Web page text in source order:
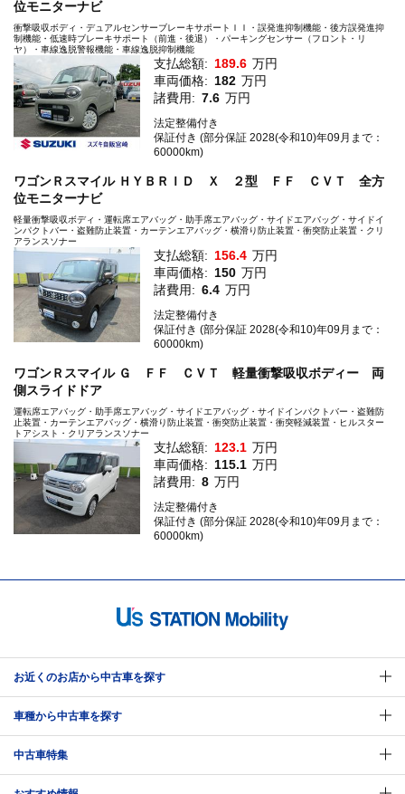
位モニターナビ
衝撃吸収ボディ・デュアルセンサーブレーキサポートＩＩ・誤発進抑制機能・後方誤発進抑
制機能・低速時ブレーキサポート（前進・後退）・パーキングセンサー（フロント・リ
ヤ）・車線逸脱警報機能・車線逸脱抑制機能
支払総額: 189.6 万円
車両価格: 182 万円
諸費用: 7.6 万円
法定整備付き
保証付き (部分保証 2028(令和10)年09月まで：
60000km)
ワゴンＲスマイル ＨＹＢＲＩＤ Ｘ ２型 ＦＦ ＣＶＴ 全方
位モニターナビ
軽量衝撃吸収ボディ・運転席エアバッグ・助手席エアバッグ・サイドエアバッグ・サイドイ
ンパクトバー・盗難防止装置・カーテンエアバッグ・横滑り防止装置・衝突防止装置・クリ
アランスソナー
支払総額: 156.4 万円
車両価格: 150 万円
諸費用: 6.4 万円
法定整備付き
保証付き (部分保証 2028(令和10)年09月まで：
60000km)
ワゴンＲスマイル Ｇ ＦＦ ＣＶＴ 軽量衝撃吸収ボディー 両
側スライドドア
運転席エアバッグ・助手席エアバッグ・サイドエアバッグ・サイドインパクトバー・盗難防
止装置・カーテンエアバッグ・横滑り防止装置・衝突防止装置・衝突軽減装置・ヒルスター
トアシスト・クリアランスソナー
支払総額: 123.1 万円
車両価格: 115.1 万円
諸費用: 8 万円
法定整備付き
保証付き (部分保証 2028(令和10)年09月まで：
60000km)
お近くのお店から中古車を探す
車種から中古車を探す
中古車特集